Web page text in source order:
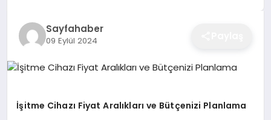
EĞITIM
EKONOMI
Sayfahaber
09 Eylül 2024
İşitme Cihazı Fiyat Aralıkları ve Bütçenizi Planlama